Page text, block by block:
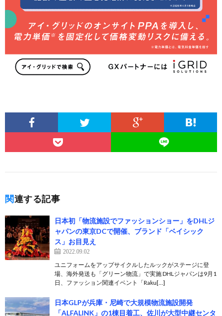
関連する記事
日本初「物流施設でファッションショー」をDHLジ
ャパンの東京DCで開催、ブランド「ベイシック
ス」お目見え
2022.09.02
ユニフォームをアップサイクルしたルックがステージに登
場、海外発送も「グリーン物流」で実施 DHLジャパンは9月1
日、ファッション関連イベント「Raku[…]
日本GLPが兵庫・尼崎で大規模物流施設開発
「ALFALINK」の1棟目着工、佐川が大型中継センタ